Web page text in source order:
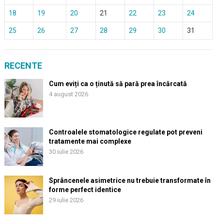
18 19 20 21 22 23 24
25 26 27 28 29 30 31
RECENTE
Cum eviți ca o ținută să pară prea încărcată
4 august 2026
Controalele stomatologice regulate pot preveni
tratamente mai complexe
30 iulie 2026
Sprâncenele asimetrice nu trebuie transformate în
forme perfect identice
29 iulie 2026